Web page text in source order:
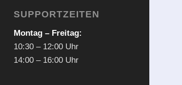
SUPPORTZEITEN
Montag – Freitag:
10:30 – 12:00 Uhr
14:00 – 16:00 Uhr